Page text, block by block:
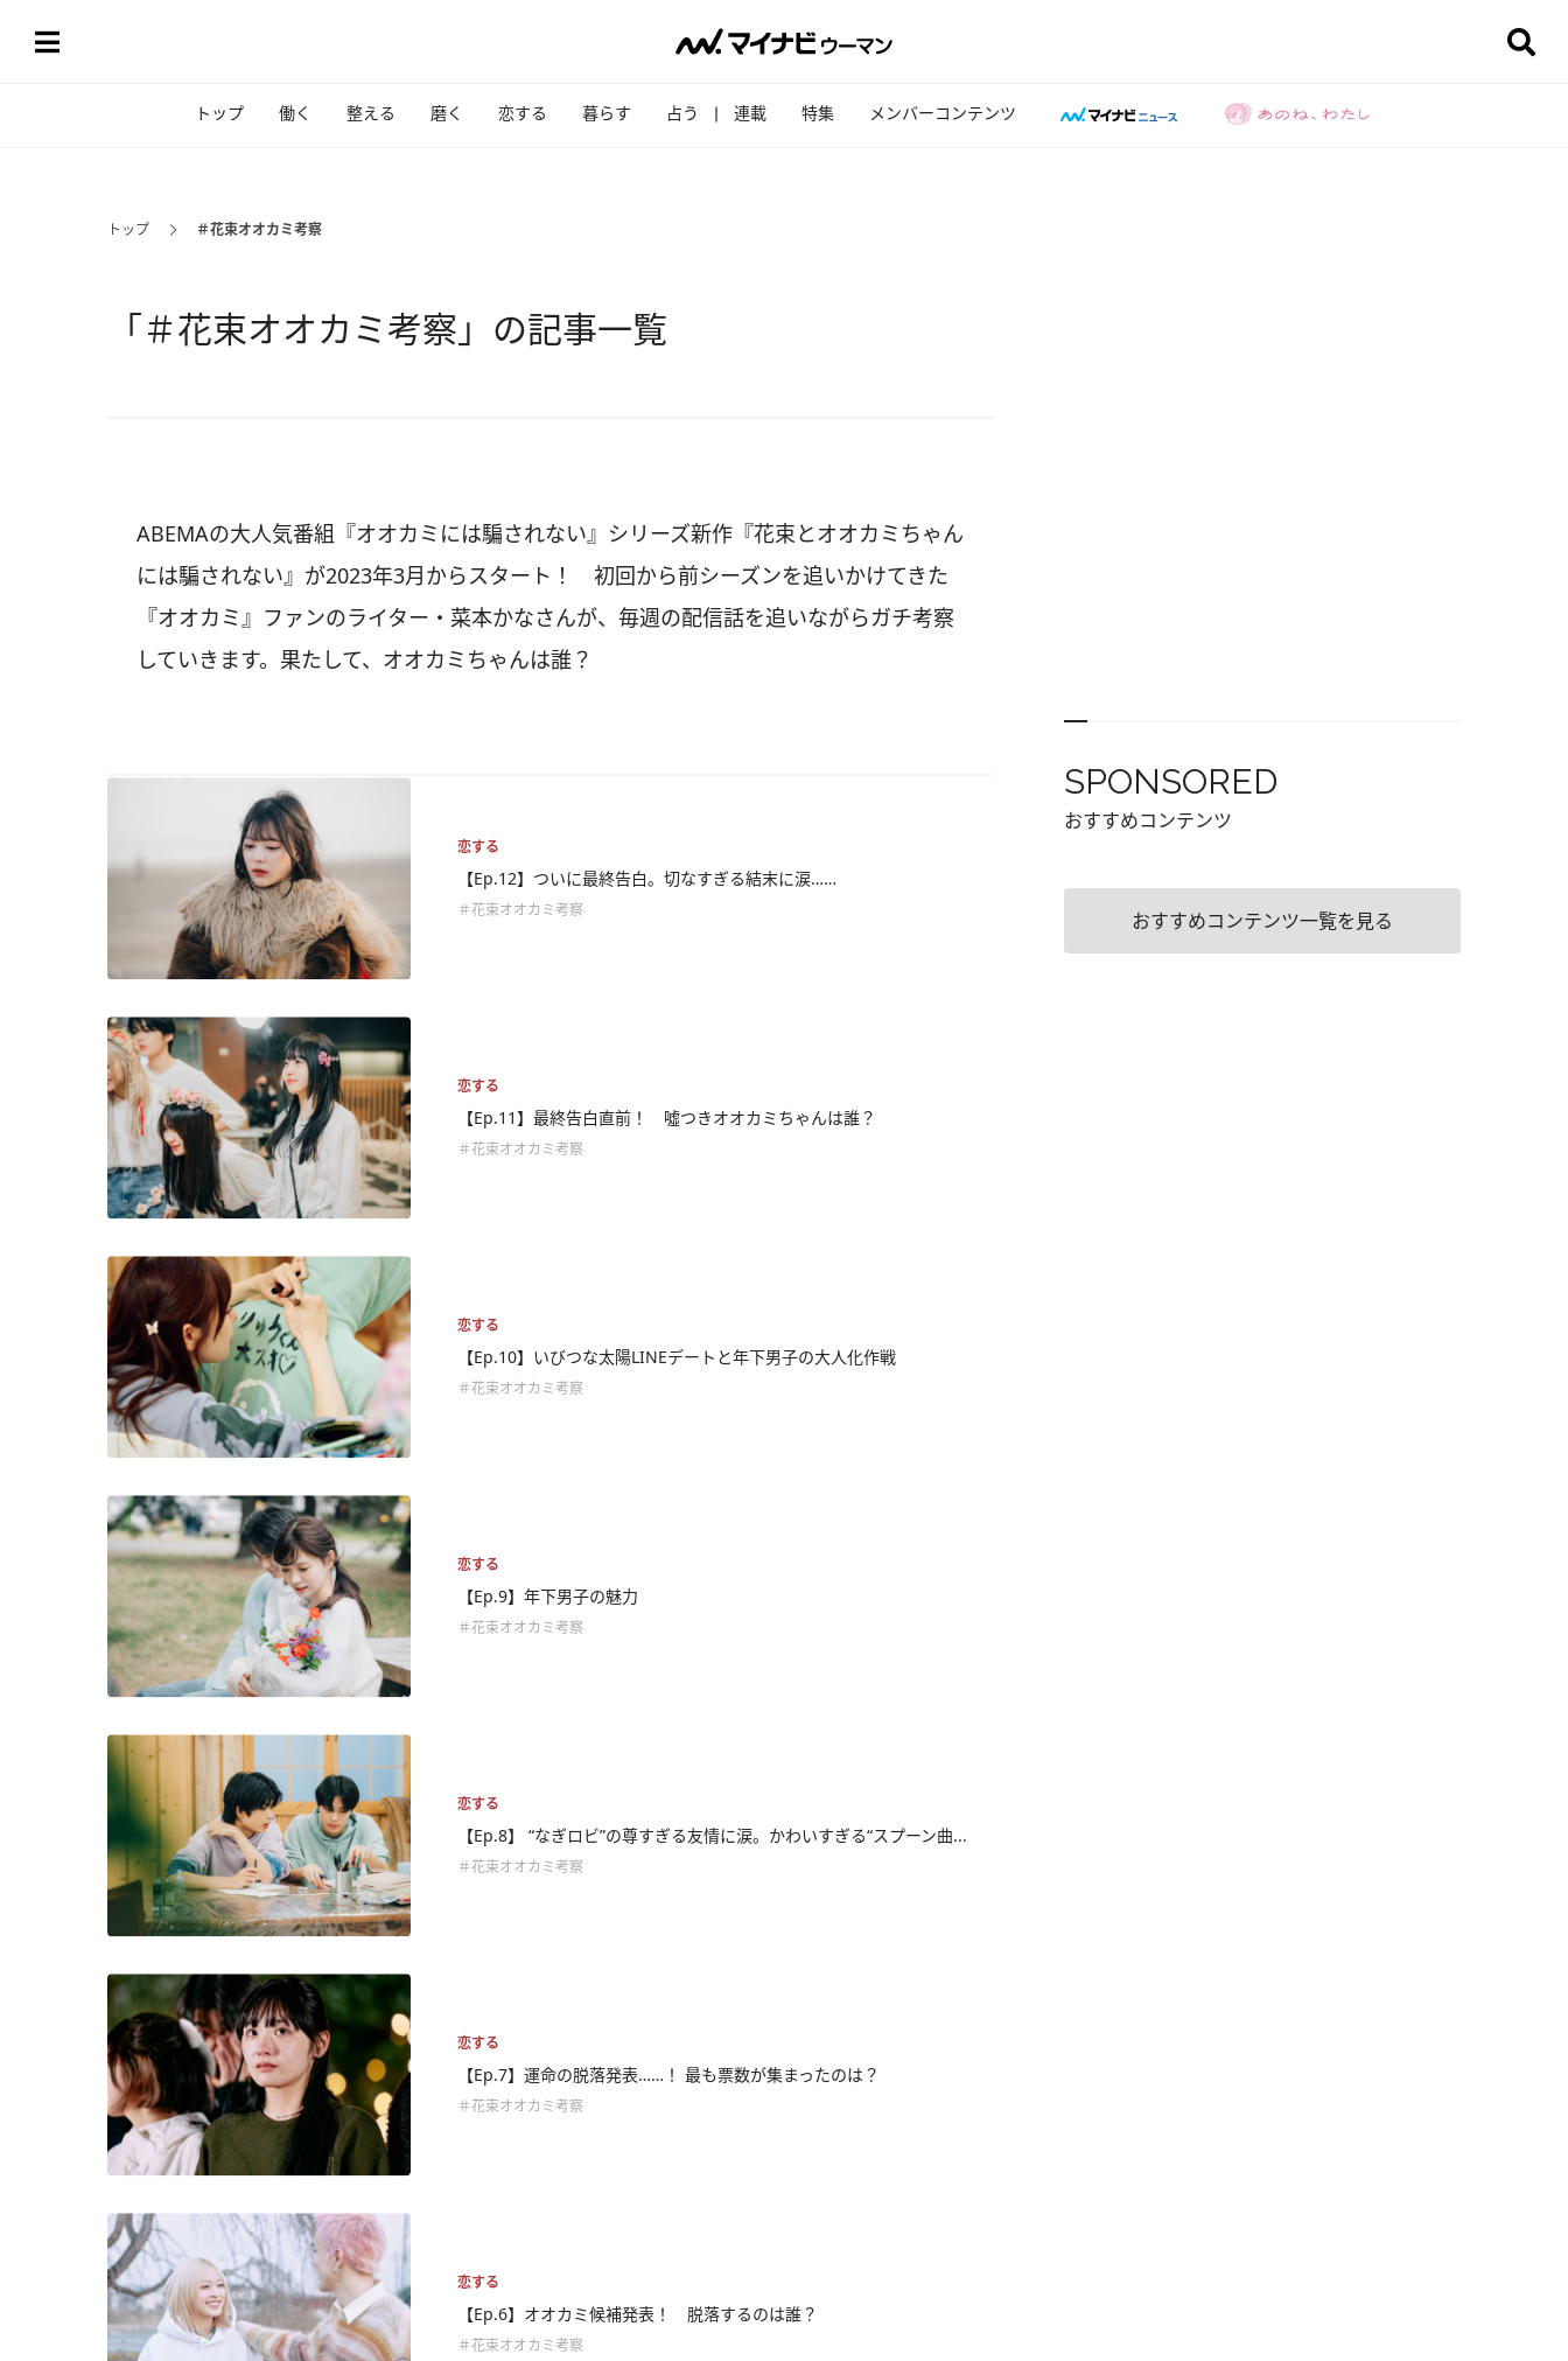
トップ 働く 整える 磨く 恋する 暮らす 占う 連載 特集 メンバーコンテンツ
トップ ＃花束オオカミ考察
「＃花束オオカミ考察」の記事一覧
ABEMAの大人気番組『オオカミには騙されない』シリーズ新作『花束とオオカミちゃん
には騙されない』が2023年3月からスタート！ 初回から前シーズンを追いかけてきた
『オオカミ』ファンのライター・菜本かなさんが、毎週の配信話を追いながらガチ考察
していきます。果たして、オオカミちゃんは誰？
恋する
【Ep.12】ついに最終告白。切なすぎる結末に涙……
＃花束オオカミ考察
恋する
【Ep.11】最終告白直前！ 噓つきオオカミちゃんは誰？
＃花束オオカミ考察
恋する
【Ep.10】いびつな太陽LINEデートと年下男子の大人化作戦
＃花束オオカミ考察
恋する
【Ep.9】年下男子の魅力
＃花束オオカミ考察
恋する
【Ep.8】 “なぎロビ”の尊すぎる友情に涙。かわいすぎる“スプーン曲...
＃花束オオカミ考察
恋する
【Ep.7】運命の脱落発表……！ 最も票数が集まったのは？
＃花束オオカミ考察
恋する
【Ep.6】オオカミ候補発表！ 脱落するのは誰？
＃花束オオカミ考察
SPONSORED
おすすめコンテンツ
おすすめコンテンツ一覧を見る